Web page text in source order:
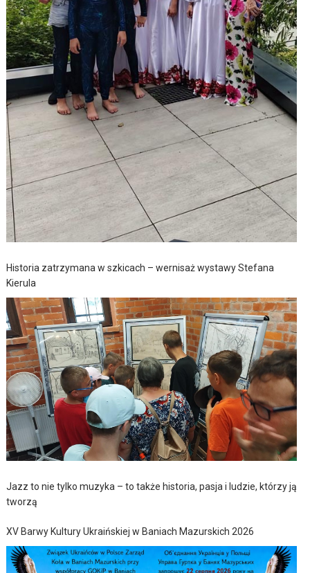
Historia zatrzymana w szkicach – wernisaż wystawy Stefana
Kierula
Jazz to nie tylko muzyka – to także historia, pasja i ludzie, którzy ją
tworzą
XV Barwy Kultury Ukraińskiej w Baniach Mazurskich 2026